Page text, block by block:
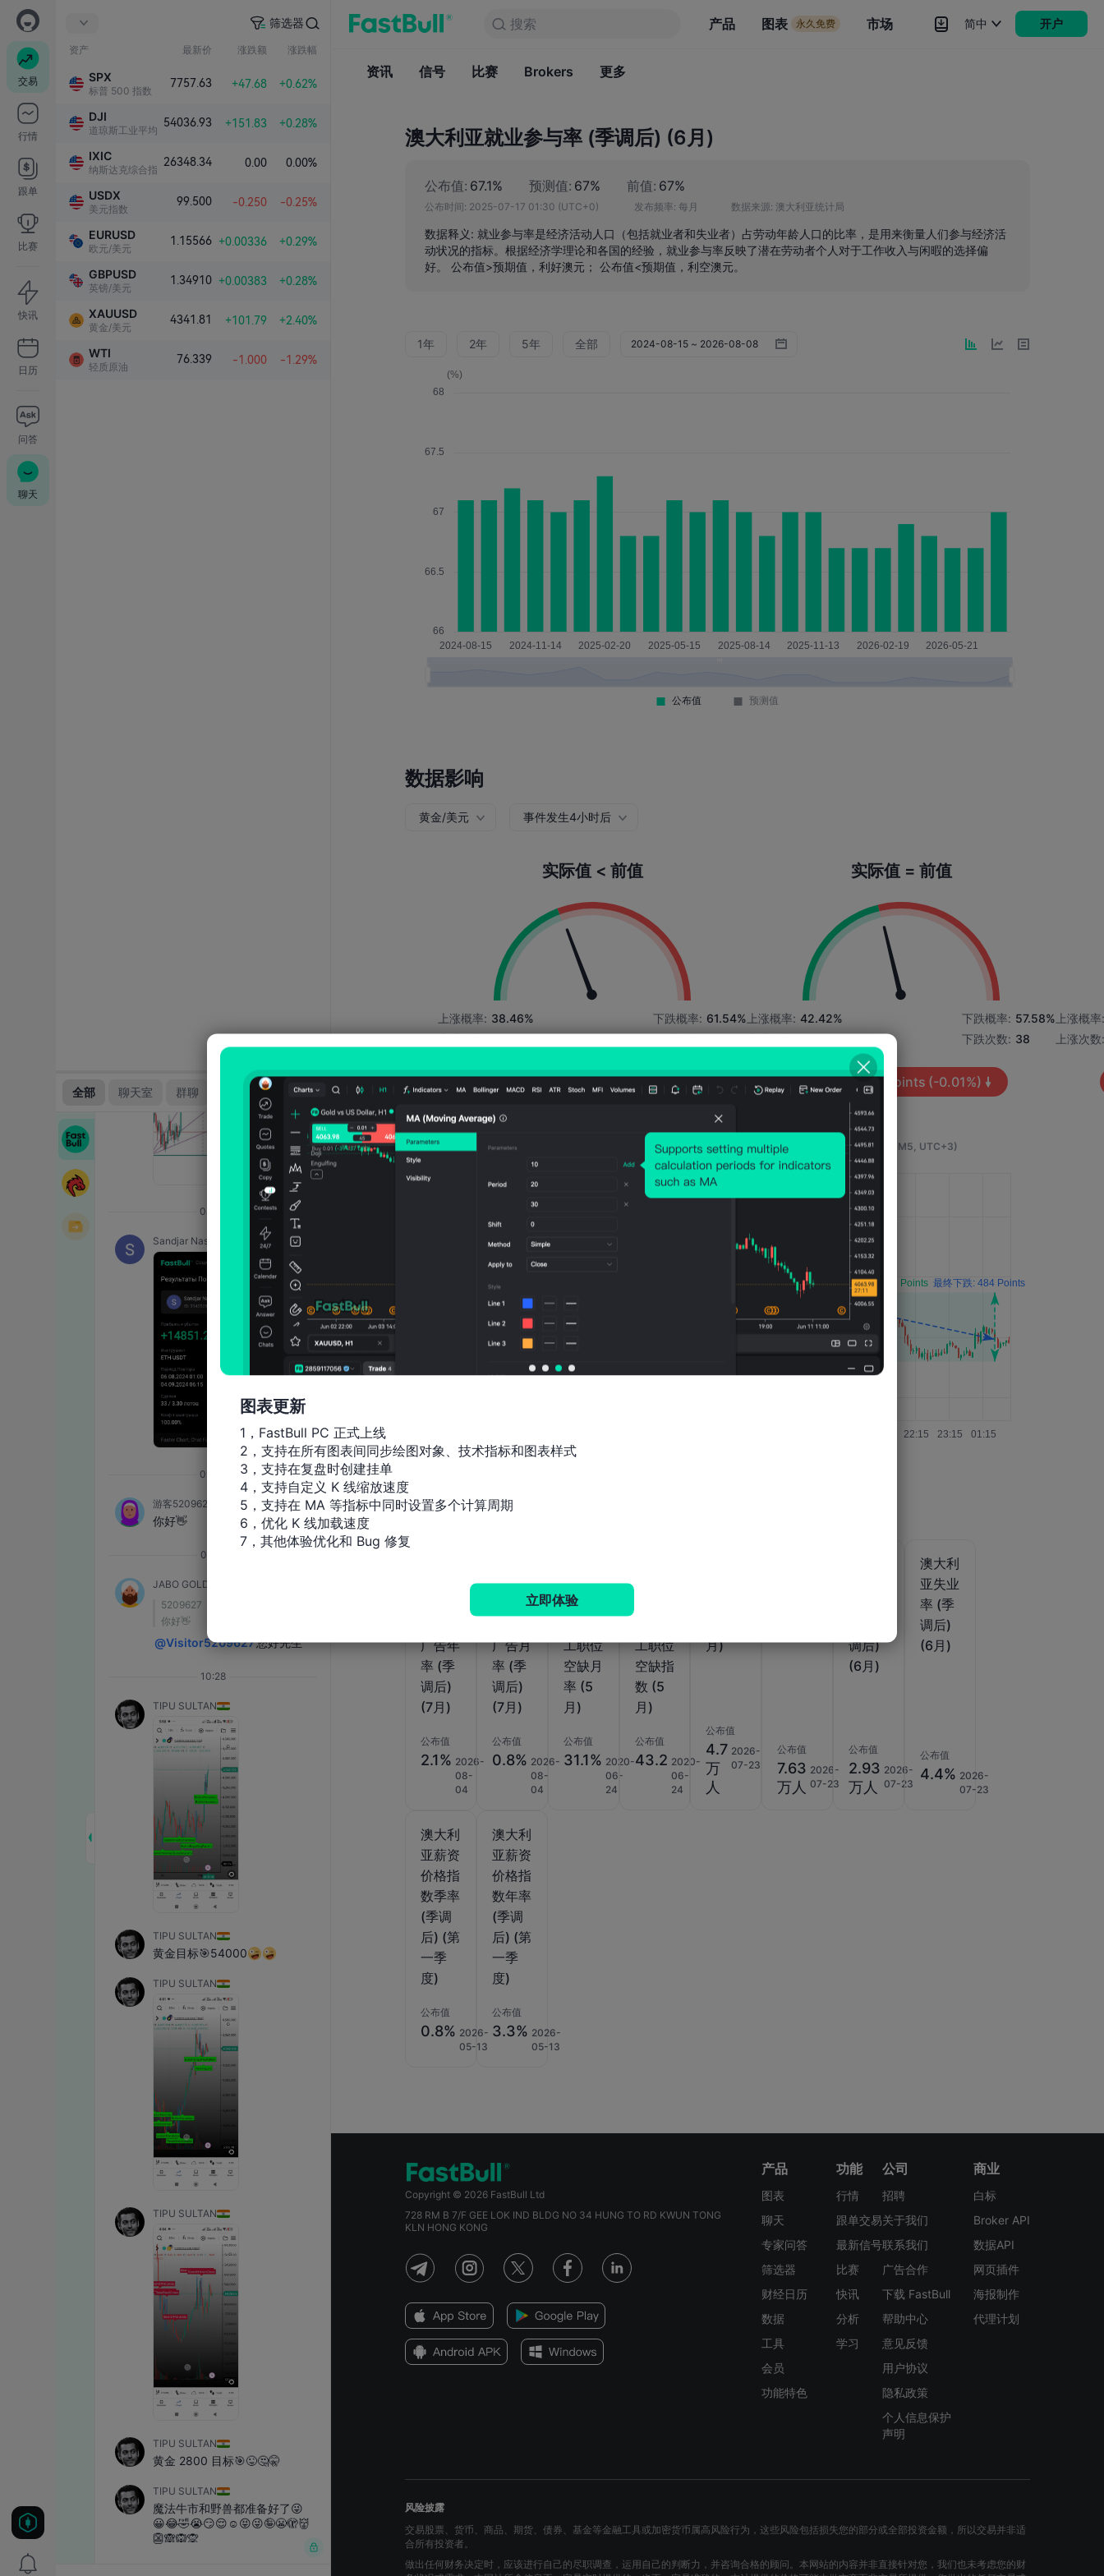
交易
行情
跟单
比赛
快讯
日历
问答
聊天
筛选器
资产 最新价 涨跌额 涨跌幅
SPX
标普 500 指数
7757.63 +47.68 +0.62%
DJI
道琼斯工业平均指数
54036.93 +151.83 +0.28%
IXIC
纳斯达克综合指数
26348.34 0.00 0.00%
USDX
美元指数
99.500 -0.250 -0.25%
EURUSD
欧元/美元
1.15566 +0.00336 +0.29%
GBPUSD
英镑/美元
1.34910 +0.00383 +0.28%
XAUUSD
黄金/美元
4341.81 +101.79 +2.40%
WTI
轻质原油
76.339 -1.000 -1.29%
搜索 产品 图表 永久免费 市场
资讯 信号
简中 开户
搜索
资讯 信号 比赛 Brokers 更多
澳大利亚就业参与率 (季调后) (6月)
公布值: 67.1% 预测值: 67% 前值: 67%
公布时间: 2025-07-17 01:30 (UTC+0) 发布频率: 每月 数据来源: 澳大利亚统计局
数据释义: 就业参与率是经济活动人口（包括就业者和失业者）占劳动年龄人口的比率，是用来衡量人们参与经济活
动状况的指标。根据经济学理论和各国的经验，就业参与率反映了潜在劳动者个人对于工作收入与闲暇的选择偏
好。 公布值>预期值，利好澳元； 公布值<预期值，利空澳元。
1年 2年 5年 全部
数据影响
黄金/美元 事件发生4小时后
实际值 < 前值
上涨概率: 38.46%
上涨次数: 50
下跌概率: 61.54%
下跌次数: 80
平均波动: -55Points(-0.02%)
实际值 = 前值
上涨概率: 42.42%
上涨次数: 28
下跌概率: 57.58%
下跌次数: 38
平均波动: -4 Points (-0.01%)
上涨概
上涨次
历史价格图表 事件发生4小时后的影响 (M5, UTC+3)
相关指标
广告年
率 (季
调后)
(7月)
公布值
2.1% 2026-
08-
04
亚
广告月
率 (季
调后)
(7月)
公布值
0.8% 2026-
08-
04
亚
DEEW
工职位
空缺月
率 (5
月)
公布值
31.1% 2020-
06-
24
工职位
空缺指
数 (5
月)
公布值
43.2 2020-
06-
24
月)
公布值
4.7
万
人
2026-
07-23
公布值
7.63
万人
2026-
07-23
调后)
(6月)
公布值
2.93
万人
2026-
07-23
澳大利
亚失业
率 (季
调后)
(6月)
公布值
4.4% 2026-
07-23
澳大利
亚薪资
价格指
数季率
(季调
后) (第
一季
度)
公布值
0.8% 2026-
05-13
澳大利
亚薪资
价格指
数年率
(季调
后) (第
一季
度)
公布值
3.3% 2026-
05-13
Copyright © 2026 FastBull Ltd
728 RM B 7/F GEE LOK IND BLDG NO 34 HUNG TO RD KWUN TONG
KLN HONG KONG
产品
图表
聊天
专家问答
筛选器
财经日历
数据
工具
会员
功能特色
功能
行情
跟单交易
最新信号
比赛
快讯
分析
学习
公司
招聘
关于我们
联系我们
广告合作
下载 FastBull
帮助中心
意见反馈
用户协议
隐私政策
个人信息保护
声明
商业
白标
Broker API
数据API
网页插件
海报制作
代理计划
风险披露
交易股票、货币、商品、期货、债券、基金等金融工具或加密货币属高风险行为，这些风险包括损失您的部分或全部投资金额，所以交易并非适
合所有投资者。
做出任何财务决定时，应该进行自己的尽职调查，运用自己的判断力，并咨询合格的顾问。本网站的内容并非直接针对您，我们也未考虑您的财
图表更新
1，FastBull PC 正式上线
2，支持在所有图表间同步绘图对象、技术指标和图表样式
3，支持在复盘时创建挂单
4，支持自定义 K 线缩放速度
5，支持在 MA 等指标中同时设置多个计算周期
6，优化 K 线加载速度
7，其他体验优化和 Bug 修复
立即体验